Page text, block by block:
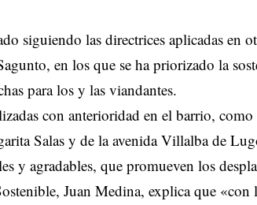
siguiendo las directrices aplicadas en
en los que se ha priorizado la
para los y las viandantes.
con anterioridad en el barrio,
Salas y de la avenida Villalba de
y agradables, que promueven los
Juan Medina, explica que «con